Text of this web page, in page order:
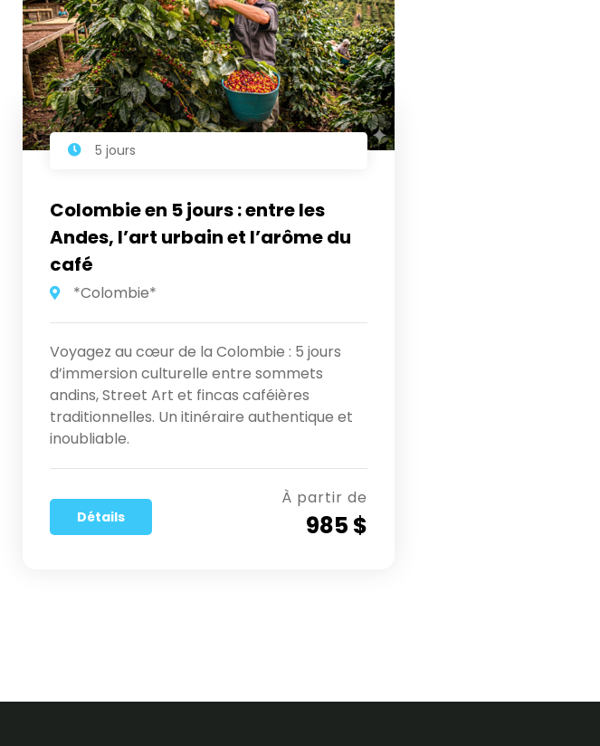
5 jours
Colombie en 5 jours : entre les
Andes, l’art urbain et l’arôme du
café
*Colombie*
Voyagez au cœur de la Colombie : 5 jours
d’immersion culturelle entre sommets
andins, Street Art et fincas caféières
traditionnelles. Un itinéraire authentique et
inoubliable.
Détails
À partir de
985 $